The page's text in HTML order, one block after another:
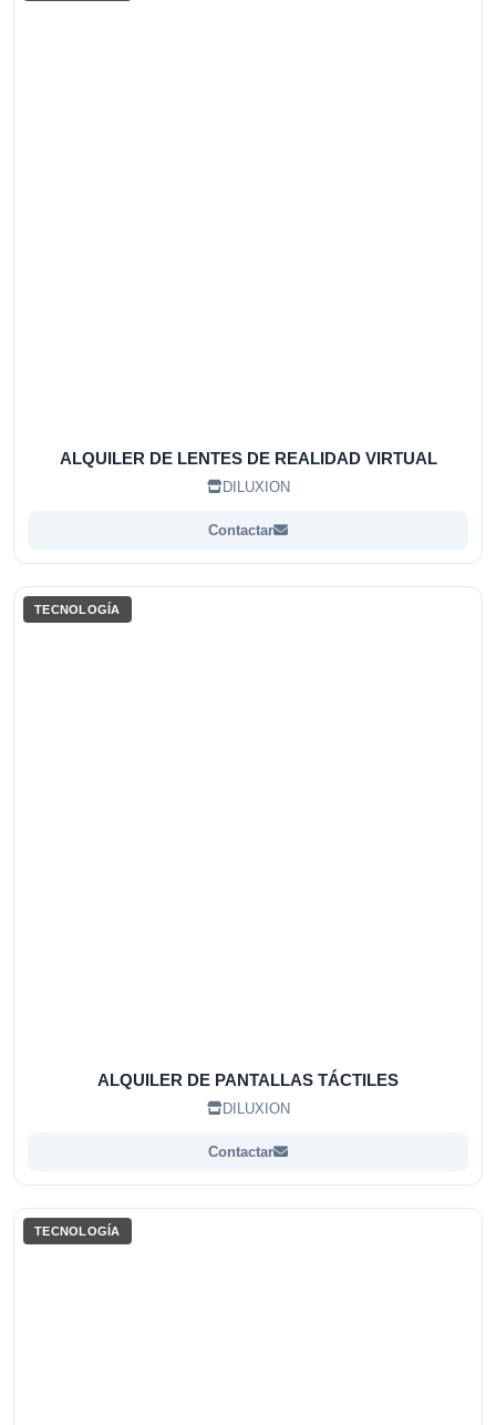
ALQUILER DE LENTES DE REALIDAD VIRTUAL
DILUXION
Contactar
TECNOLOGÍA
ALQUILER DE PANTALLAS TÁCTILES
DILUXION
Contactar
TECNOLOGÍA